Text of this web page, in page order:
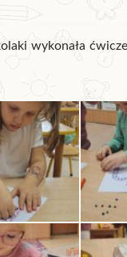
wykonała